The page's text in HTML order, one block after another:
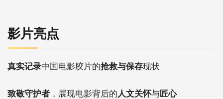
影片亮点
真实记录中国电影胶片的抢救与保存现状
致敬守护者 ，展现电影背后的人文关怀与匠心